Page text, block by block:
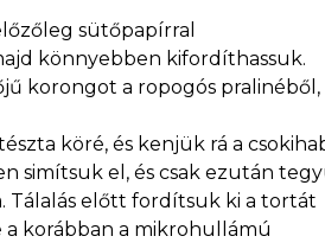
sütőpapírral
könnyebben kifordíthassuk.
korongot a ropogós
köré, és kenjük rá a
simítsuk el, és csak ezután
Tálalás előtt fordítsuk ki a tortát
korábban a mikrohullámú